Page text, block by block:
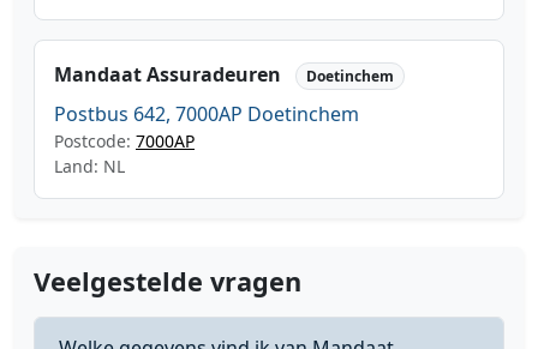
Mandaat Assuradeuren Doetinchem
Postbus 642, 7000AP Doetinchem
Postcode: 7000AP
Land: NL
Veelgestelde vragen